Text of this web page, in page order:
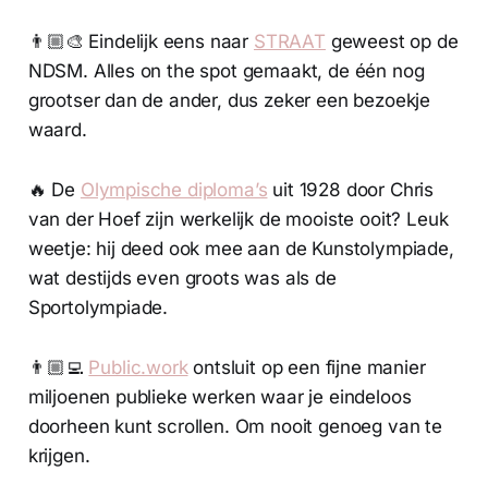
👨🏼‍🎨 Eindelijk eens naar STRAAT geweest op de
NDSM. Alles on the spot gemaakt, de één nog
grootser dan de ander, dus zeker een bezoekje
waard.
🔥 De Olympische diploma’s uit 1928 door Chris
van der Hoef zijn werkelijk de mooiste ooit? Leuk
weetje: hij deed ook mee aan de Kunstolympiade,
wat destijds even groots was als de
Sportolympiade.
👨🏼‍💻 Public.work ontsluit op een fijne manier
miljoenen publieke werken waar je eindeloos
doorheen kunt scrollen. Om nooit genoeg van te
krijgen.